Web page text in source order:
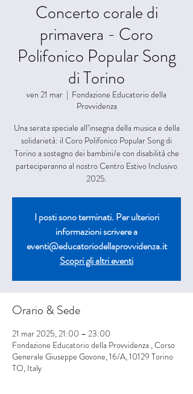
Concerto corale di
primavera - Coro
Polifonico Popular Song
di Torino
ven 21 mar
  |
Fondazione Educatorio della
Provvidenza
Una serata speciale all’insegna della musica e della
solidarietà: il Coro Polifonico Popular Song di
Torino a sostegno dei bambini/e con disabilità che
parteciperanno al nostro Centro Estivo Inclusivo
2025.
I posti sono terminati. Per ulteriori
informazioni scrivere a
eventi@educatoriodellaprovvidenza.it
Scopri gli altri eventi
Orario & Sede
21 mar 2025, 21:00 – 23:00
Fondazione Educatorio della Provvidenza , Corso
Generale Giuseppe Govone, 16/A, 10129 Torino
TO, Italy